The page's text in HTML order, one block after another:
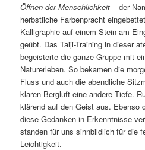
Öffnen der Menschlichkeit – der
herbstliche Farbenpracht
Kalligraphie auf einem Stein am
geübt. Das Taiji-Training in dieser
begeisterte die ganze Gruppe mit
Naturerleben. So bekamen die
Fluss und auch die abendliche
klaren Bergluft eine andere Tiefe.
klärend auf den Geist aus. Ebenso
diese Gedanken in Erkenntnisse
standen für uns sinnbildlich für die
Leichtigkeit.